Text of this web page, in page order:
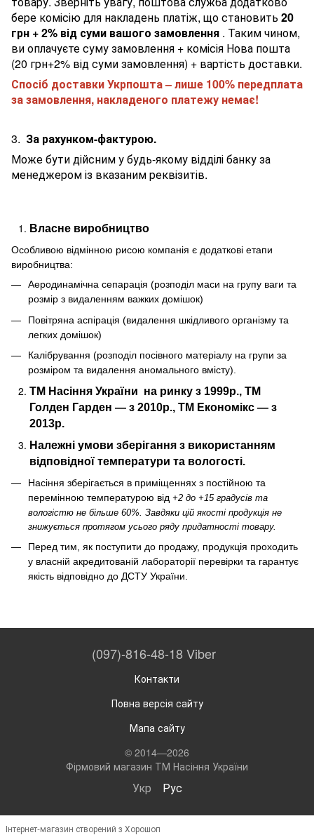
бере комісію для накладень платіж, що становить 20
грн + 2% від суми вашого замовлення . Таким чином,
ви оплачуєте суму замовлення + комісія Нова пошта
(20 грн+2% від суми замовлення) + вартість доставки.
Спосіб доставки Укрпошта – лише 100% передплата
за замовлення, накладеного платежу немає!
3. За рахунком-фактурою.
Може бути дійсним у будь-якому відділі банку за
менеджером із вказаним реквізитів.
Власне виробництво
Особливою відмінною рисою компанія є додаткові етапи
виробництва:
Аеродинамічна сепарація (розподіл маси на групу ваги та
розмір з видаленням важких домішок)
Повітряна аспірація (видалення шкідливого організму та
легких домішок)
Калібрування (розподіл посівного матеріалу на групи за
розміром та видалення аномального вмісту).
ТМ Насіння України на ринку з 1999р., ТМ
Голден Гарден — з 2010р., ТМ Економікс — з
2013р.
Належні умови зберігання з використанням
відповідної температури та вологості.
Насіння зберігається в приміщеннях з постійною та
перемінною температурою від +2 до +15 градусів та
вологістю не більше 60%. Завдяки цій якості продукція не
знижується протягом усього ряду придатності товару.
Перед тим, як поступити до продажу, продукція проходить
у власній акредитованій лабораторії перевірки та гарантує
якість відповідно до ДСТУ України.
(097)-816-48-18 Viber
Контакти
Повна версія сайту
Мапа сайту
© 2014—2026
Фірмовий магазин ТМ Насіння України
Укр Рус
Інтернет-магазин створений з Хорошоп